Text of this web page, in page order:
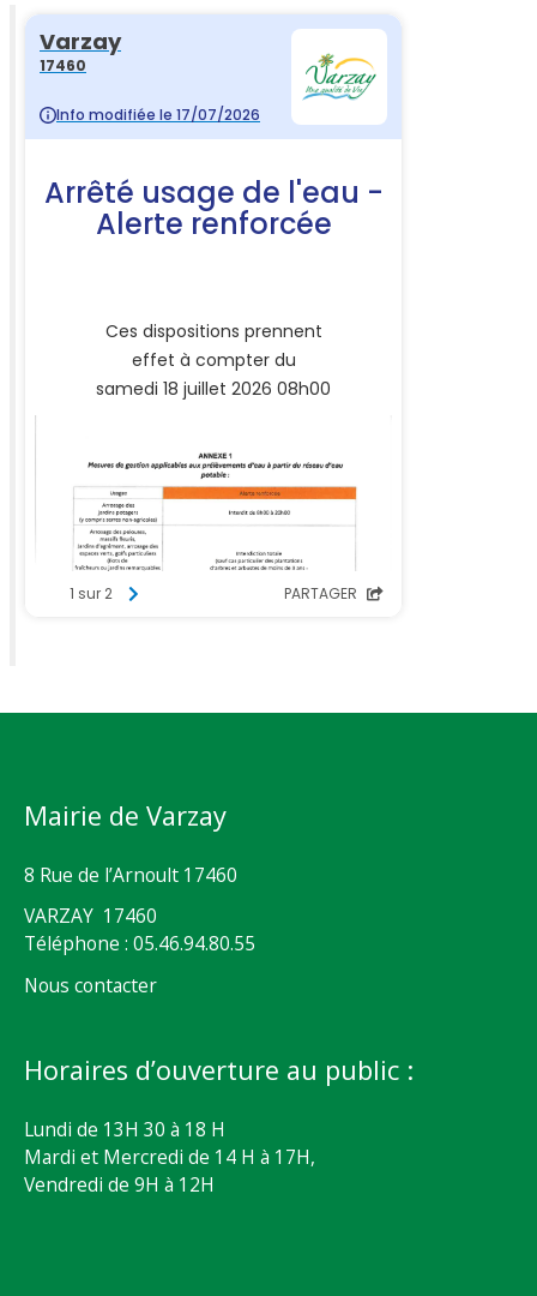
Mairie de Varzay
8 Rue de l’Arnoult 17460
VARZAY 17460
Téléphone : 05.46.94.80.55
Nous contacter
Horaires d’ouverture au public :
Lundi de 13H 30 à 18 H
Mardi et Mercredi de 14 H à 17H,
Vendredi de 9H à 12H